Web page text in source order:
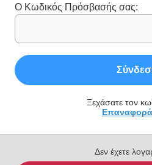
Ο Κωδικός Πρόσβασής σας:
Ξεχάσατε τον
Δεν έχετε